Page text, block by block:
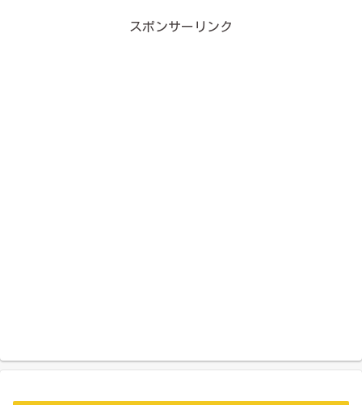
スポンサーリンク